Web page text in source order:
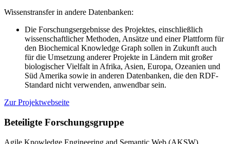
Wissenstransfer in andere Datenbanken:
Die Forschungsergebnisse des Projektes, einschließlich
wissenschaftlicher Methoden, Ansätze und einer Plattform für
den Biochemical Knowledge Graph sollen in Zukunft auch
für die Umsetzung anderer Projekte in Ländern mit großer
biologischer Vielfalt in Afrika, Asien, Europa, Ozeanien und
Süd Amerika sowie in anderen Datenbanken, die den RDF-
Standard nicht verwenden, anwendbar sein.
Zur Projektwebseite
Beteiligte Forschungsgruppe
Agile Knowledge Engineering and Semantic Web (AKSW)